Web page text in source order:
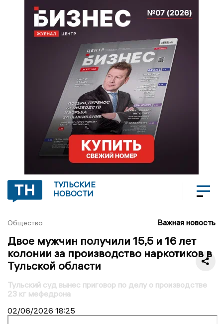
ТУЛЬСКИЕ
НОВОСТИ
Общество Важная новость
Двое мужчин получили 15,5 и 16 лет
колонии за производство наркотиков в
Тульской области
Тульский суд вынес приговор по делу о производстве
23 кг мефедрона
02/06/2026 18:25